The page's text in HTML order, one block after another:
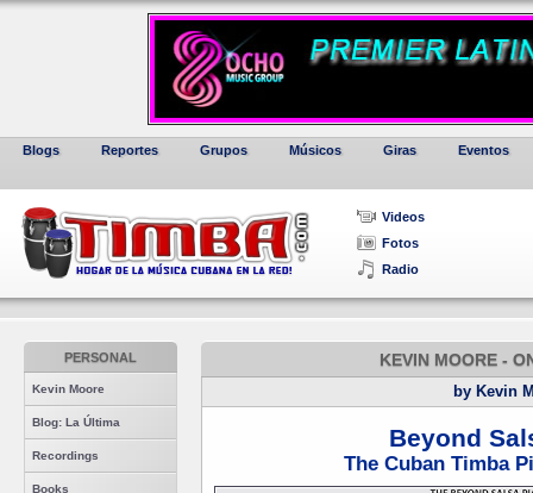
Blogs Reportes Grupos Músicos Giras Eventos
Videos
Fotos
Radio
PERSONAL
Kevin Moore
Blog: La Última
Recordings
Books
KEVIN MOORE -
by Kevin
Beyond
The Cuban Timba